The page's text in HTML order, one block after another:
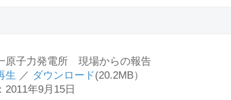
原子力発電所 現場からの報告
生 ／ ダウンロード(20.2MB）
2011年9月15日